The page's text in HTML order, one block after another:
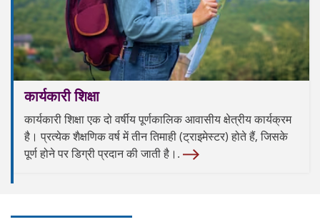
कार्यकारी शिक्षा
कार्यकारी शिक्षा एक दो वर्षीय पूर्णकालिक आवासीय क्षेत्रीय कार्यक्रम
है। प्रत्येक शैक्षणिक वर्ष में तीन तिमाही (ट्राइमेस्टर) होते हैं, जिसके
पूर्ण होने पर डिग्री प्रदान की जाती है।.